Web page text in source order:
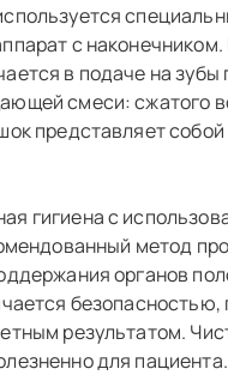
с
в подаче на зубы
смеси: сжатого
представляет
гигиена с
метод
органов
безопасностью,
результатом.
для пациента.